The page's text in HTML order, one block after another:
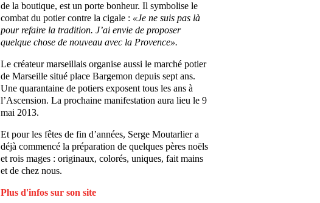
de la boutique, est un porte bonheur. Il symbolise le
combat du potier contre la cigale : «Je ne suis pas là
pour refaire la tradition. J’ai envie de proposer
quelque chose de nouveau avec la Provence».
Le créateur marseillais organise aussi le marché potier
de Marseille situé place Bargemon depuis sept ans.
Une quarantaine de potiers exposent tous les ans à
l’Ascension. La prochaine manifestation aura lieu le 9
mai 2013.
Et pour les fêtes de fin d’années, Serge Moutarlier a
déjà commencé la préparation de quelques pères noëls
et rois mages : originaux, colorés, uniques, fait mains
et de chez nous.
Plus d'infos sur son site